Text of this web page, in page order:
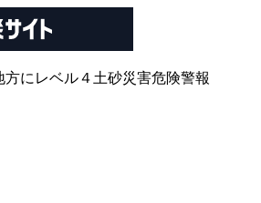
にレベル４土砂災害危険警報